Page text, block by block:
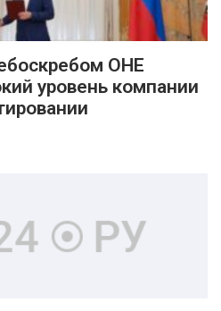
ОНЕ
уровень компании